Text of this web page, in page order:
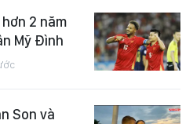
2 năm
Mỹ Đình
Son và